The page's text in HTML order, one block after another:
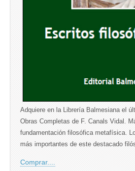
Adquiere en la Librería Balmesiana el
Obras Completas de F. Canals Vidal.
fundamentación filosófica metafísica.
más importantes de este destacado
Comprar....